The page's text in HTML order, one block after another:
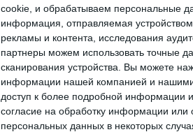
cookie, и обрабатываем персональные
информация, отправляемая
рекламы и контента, исследования
партнеры можем использовать точные
сканирования устройства. Вы можете
информации нашей компанией и
доступ к более подробной информации
согласие на обработку информации или
персональных данных в некоторых